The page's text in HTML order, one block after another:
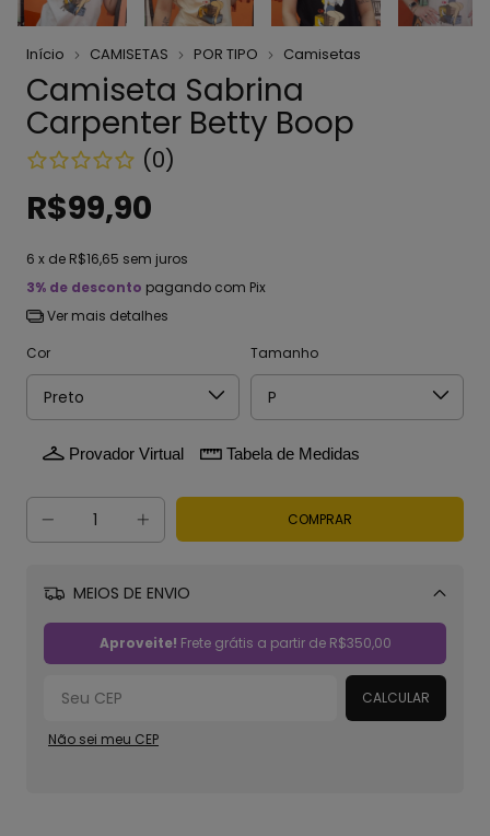
Início CAMISETAS POR TIPO Camisetas
Camiseta Sabrina
Carpenter Betty Boop
(0)
R$99,90
6 x de R$16,65 sem juros
3% de desconto pagando com Pix
Ver mais detalhes
Cor
Tamanho
Provador Virtual Tabela de Medidas
MEIOS DE ENVIO
Aproveite! Frete grátis a partir de R$350,00
CALCULAR
Não sei meu CEP